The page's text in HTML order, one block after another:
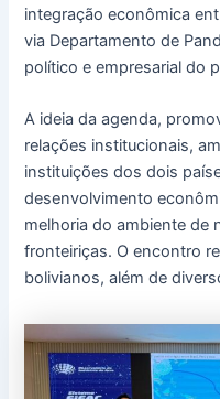
integração econômica
via Departamento de
político e empresarial do
A ideia da agenda,
relações institucionais,
instituições dos dois
desenvolvimento
melhoria do ambiente de
fronteiriças. O encontro
bolivianos, além de